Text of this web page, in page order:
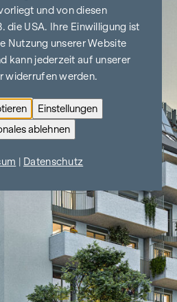
und von diesen
die USA. Ihre Einwilligung ist
Nutzung unserer Website
kann jederzeit auf unserer
widerrufen werden.
Einstellungen
ablehnen
Datenschutz